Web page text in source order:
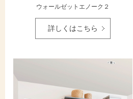
ウォールゼットエノーク２
詳しくはこちら